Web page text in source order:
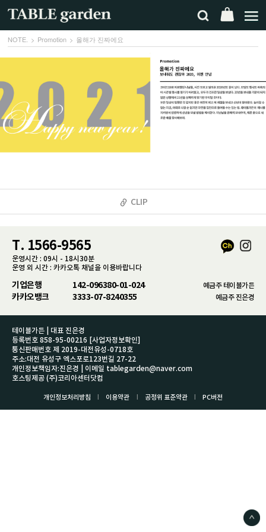
NOTE. Promotion 올해가 진짜에요
CLIP
T. 1566-9565
운영시간 : 09시 - 18시30분
운영 외 시간 : 카카오톡 채널을 이용바랍니다
기업은행 142-096380-01-024 예금주 테이블가든
카카오뱅크 3333-07-8240355 예금주 진은경
테이블가든 | 대표 진은경
등록번호 858-95-00216 [사업자정보확인]
통신판매번호 제 2019-대전유성-0718호
주소:대전 유성구 엑스포로123번길 27-22
개인정보책임자:진은경 | 이메일 tablegarden@naver.com
호스팅제공 (주)코리아센터닷컴
개인정보처리방침 l 이용약관 l 공정위 표준약관 l PC버전